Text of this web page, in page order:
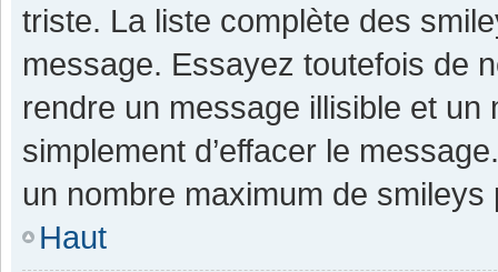
triste. La liste complète des
message. Essayez toutefois de
rendre un message illisible et
simplement d’effacer le
un nombre maximum de smileys
Haut